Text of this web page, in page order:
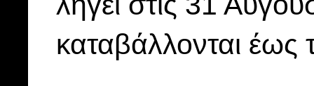
καταβάλλονται έως